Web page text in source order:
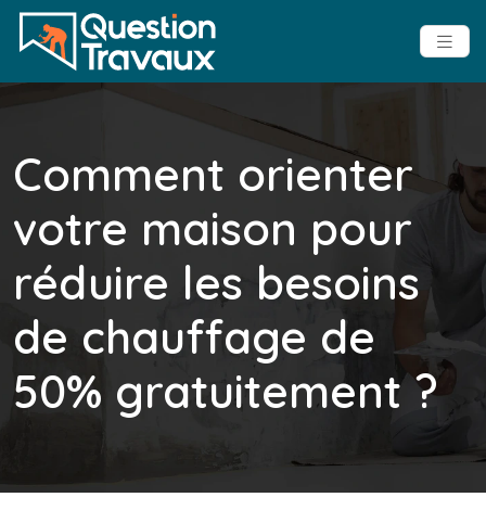
Comment orienter
votre maison pour
réduire les besoins
de chauffage de
50% gratuitement ?